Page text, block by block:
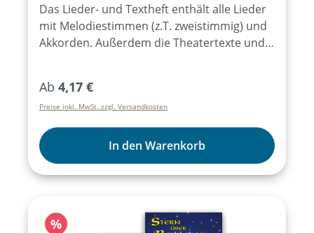
Das Lieder- und Textheft enthält alle Lieder
mit Melodiestimmen (z.T. zweistimmig) und
Akkorden. Außerdem die Theatertexte und
Textheftes ist das Aufführungsrecht für alle
Aufführungen des Musicals für ein Jahr
erworben.
Regulärer Preis:
Ab 4,17 €
Preise inkl. MwSt. zzgl. Versandkosten
In den Warenkorb
Rabatt
%